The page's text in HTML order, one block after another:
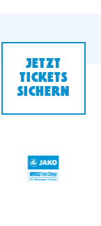
JETZT
TICKETS
SICHERN